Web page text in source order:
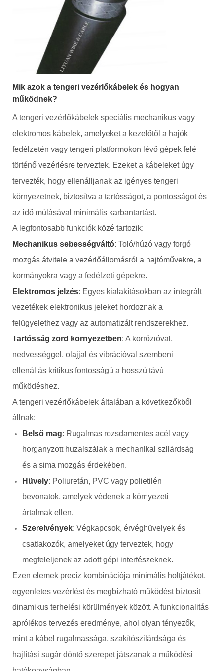
Mik azok a tengeri vezérlőkábelek és hogyan
működnek?
A tengeri vezérlőkábelek speciális mechanikus vagy
elektromos kábelek, amelyeket a kezelőtől a hajók
fedélzetén vagy tengeri platformokon lévő gépek felé
történő vezérlésre terveztek. Ezeket a kábeleket úgy
tervezték, hogy ellenálljanak az igényes tengeri
környezetnek, biztosítva a tartósságot, a pontosságot és
az idő múlásával minimális karbantartást.
A legfontosabb funkciók közé tartozik:
Mechanikus sebességváltó: Toló/húzó vagy forgó
mozgás átvitele a vezérlőállomásról a hajtóművekre, a
kormányokra vagy a fedélzeti gépekre.
Elektromos jelzés: Egyes kialakításokban az integrált
vezetékek elektronikus jeleket hordoznak a
felügyelethez vagy az automatizált rendszerekhez.
Tartósság zord környezetben: A korrózióval,
nedvességgel, olajjal és vibrációval szembeni
ellenállás kritikus fontosságú a hosszú távú
működéshez.
A tengeri vezérlőkábelek általában a következőkből
állnak:
Belső mag: Rugalmas rozsdamentes acél vagy
horganyzott huzalszálak a mechanikai szilárdság
és a sima mozgás érdekében.
Hüvely: Poliuretán, PVC vagy polietilén
bevonatok, amelyek védenek a környezeti
ártalmak ellen.
Szerelvények: Végkapcsok, érvéghüvelyek és
csatlakozók, amelyeket úgy terveztek, hogy
megfeleljenek az adott gépi interfészeknek.
Ezen elemek precíz kombinációja minimális holtjátékot,
egyenletes vezérlést és megbízható működést biztosít
dinamikus terhelési körülmények között. A funkcionalitás
aprólékos tervezés eredménye, ahol olyan tényezők,
mint a kábel rugalmassága, szakítószilárdsága és
hajlítási sugár döntő szerepet játszanak a működési